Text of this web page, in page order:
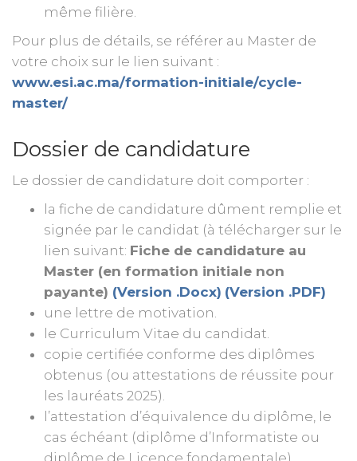
même filière.
Pour plus de détails, se référer au Master de
votre choix sur le lien suivant :
www.esi.ac.ma/formation-initiale/cycle-
master/
Dossier de candidature
Le dossier de candidature doit comporter :
la fiche de candidature dûment remplie et
signée par le candidat (à télécharger sur le
lien suivant: Fiche de candidature au
Master (en formation initiale non
payante) (Version .Docx) (Version .PDF)
une lettre de motivation.
le Curriculum Vitae du candidat.
copie certifiée conforme des diplômes
obtenus (ou attestations de réussite pour
les lauréats 2025).
l’attestation d’équivalence du diplôme, le
cas échéant (diplôme d’Informatiste ou
diplôme de Licence fondamentale).